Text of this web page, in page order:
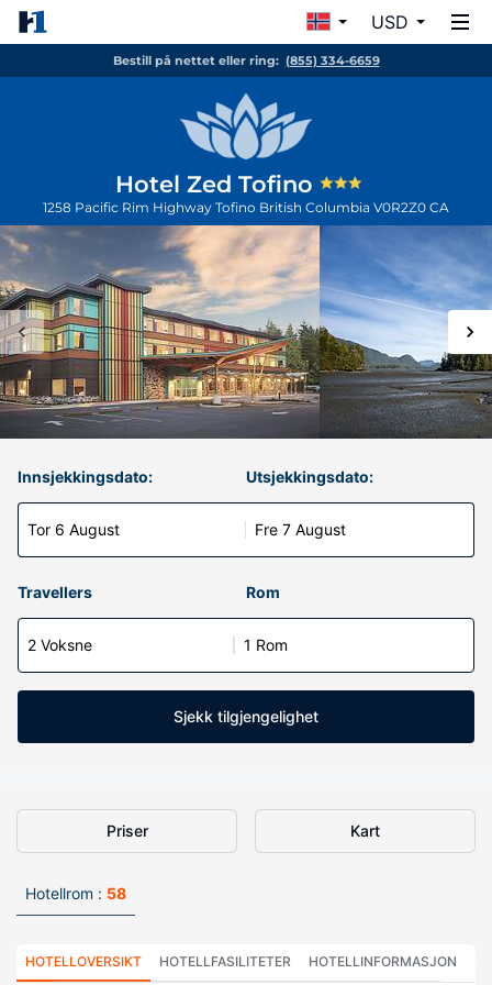
USD
Bestill på nettet eller ring: (855) 334-6659
Hotel Zed Tofino
1258 Pacific Rim Highway Tofino British Columbia V0R2Z0 CA
Innsjekkingsdato:
Tor 6 August
Utsjekkingsdato:
Fre 7 August
Travellers Rom
2 Voksne 1 Rom
Sjekk tilgjengelighet
Priser Kart
Hotellrom : 58
HOTELLOVERSIKT HOTELLFASILITETER HOTELLINFORMASJON